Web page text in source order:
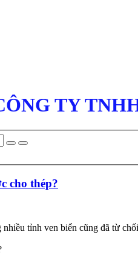
TY
cho thép?
tỉnh ven biển cũng đã từ